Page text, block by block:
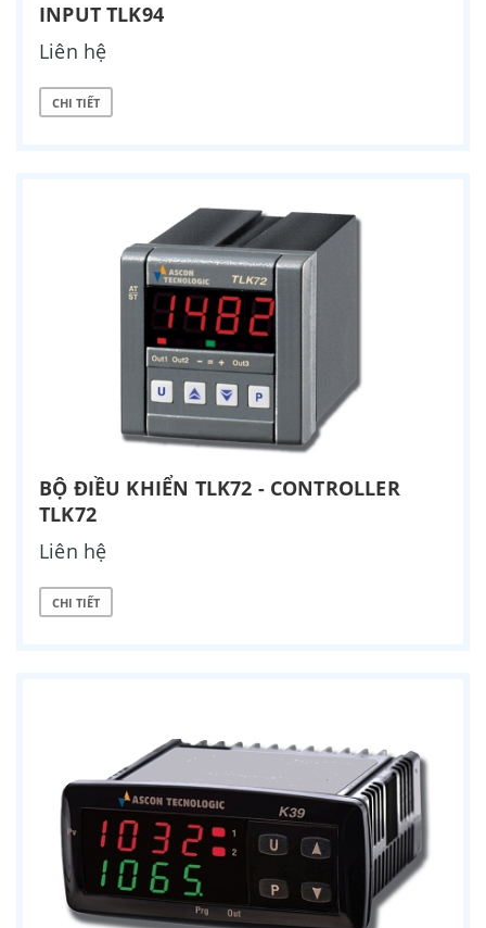
INPUT TLK94
Liên hệ
CHI TIẾT
BỘ ĐIỀU KHIỂN TLK72 - CONTROLLER
TLK72
Liên hệ
CHI TIẾT